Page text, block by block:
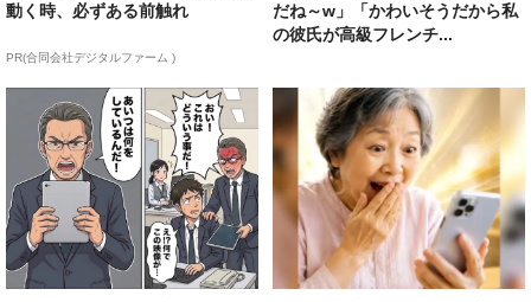
動く時、必ずある前触れ
PR(合同会社デジタルファーム )
だね～w」「かわいそうだから私
の彼氏が高級フレンチ...